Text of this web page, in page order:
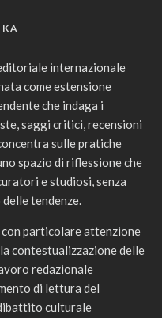
internazionale
come estensione
che indaga i
saggi critici, recensioni
sulle pratiche
spazio di riflessione che
e studiosi, senza
tendenze.
particolare attenzione
contestualizzazione delle
redazionale
di lettura del
culturale